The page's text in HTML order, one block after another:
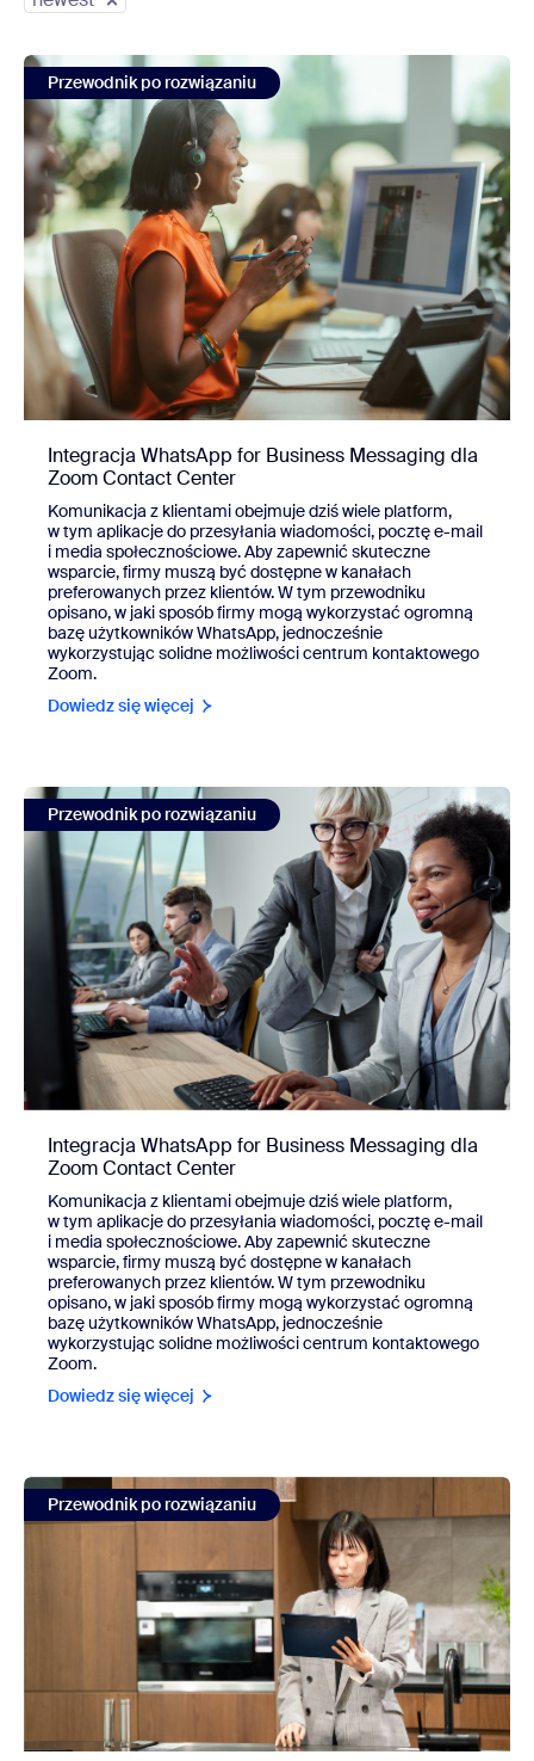
view Integracja WhatsApp for Business Messaging dla
Przewodnik po rozwiązaniu
Integracja WhatsApp for Business Messaging dla
Zoom Contact Center
Komunikacja z klientami obejmuje dziś wiele platform,
w tym aplikacje do przesyłania wiadomości, pocztę e-mail
i media społecznościowe. Aby zapewnić skuteczne
wsparcie, firmy muszą być dostępne w kanałach
preferowanych przez klientów. W tym przewodniku
opisano, w jaki sposób firmy mogą wykorzystać ogromną
bazę użytkowników WhatsApp, jednocześnie
wykorzystując solidne możliwości centrum kontaktowego
Zoom.
Dowiedz się więcej
view Integracja WhatsApp for Business Messaging dla
Przewodnik po rozwiązaniu
Integracja WhatsApp for Business Messaging dla
Zoom Contact Center
Komunikacja z klientami obejmuje dziś wiele platform,
w tym aplikacje do przesyłania wiadomości, pocztę e-mail
i media społecznościowe. Aby zapewnić skuteczne
wsparcie, firmy muszą być dostępne w kanałach
preferowanych przez klientów. W tym przewodniku
opisano, w jaki sposób firmy mogą wykorzystać ogromną
bazę użytkowników WhatsApp, jednocześnie
wykorzystując solidne możliwości centrum kontaktowego
Zoom.
Dowiedz się więcej
view Integracja WhatsApp for Business Messaging dla
Przewodnik po rozwiązaniu